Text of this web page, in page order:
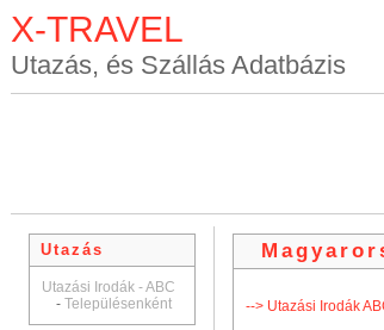
X-TRAVEL
Utazás, és Szállás Adatbázis
Utazás
Utazási Irodák - ABC
- Településenként --> Utazási Irodák